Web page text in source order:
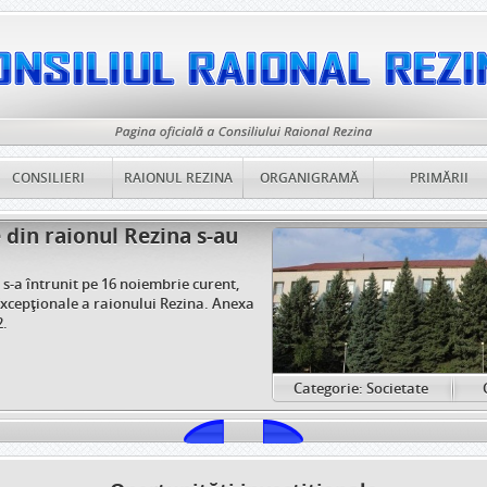
CONSILIERI RAIONUL REZINA ORGANIGRAMĂ PRIMĂRII
consultări publice
raional Rezina anunță consultări publice
pentru anul 2023. Propunerile și
supuse consultării publice, pot fi expediate pe
contactrezina@mail.ru,
de telefon: 0254 2 10 72, 0254 2 20 58, 0254 2
Categorie: